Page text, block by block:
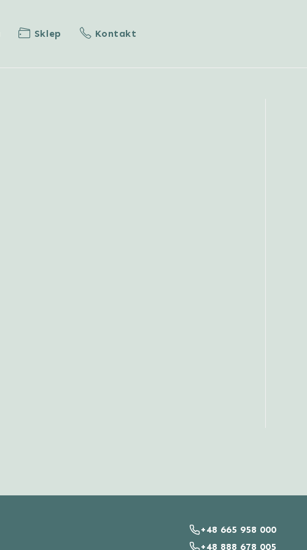
Sklep Kontakt
+48 665 958 000
+48 888 678 005